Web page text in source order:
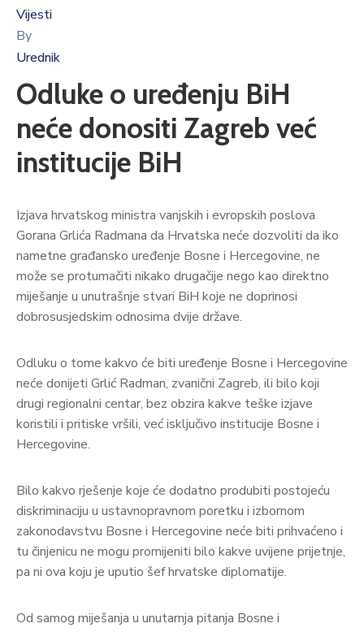
Vijesti
By
Urednik
Odluke o uređenju BiH
neće donositi Zagreb već
institucije BiH
Izjava hrvatskog ministra vanjskih i evropskih poslova
Gorana Grlića Radmana da Hrvatska neće dozvoliti da iko
nametne građansko uređenje Bosne i Hercegovine, ne
može se protumačiti nikako drugačije nego kao direktno
miješanje u unutrašnje stvari BiH koje ne doprinosi
dobrosusjedskim odnosima dvije države.
Odluku o tome kakvo će biti uređenje Bosne i Hercegovine
neće donijeti Grlić Radman, zvanični Zagreb, ili bilo koji
drugi regionalni centar, bez obzira kakve teške izjave
koristili i pritiske vršili, već isključivo institucije Bosne i
Hercegovine.
Bilo kakvo rješenje koje će dodatno produbiti postojeću
diskriminaciju u ustavnopravnom poretku i izbornom
zakonodavstvu Bosne i Hercegovine neće biti prihvaćeno i
tu činjenicu ne mogu promijeniti bilo kakve uvijene prijetnje,
pa ni ova koju je uputio šef hrvatske diplomatije.
Od samog miješanja u unutarnja pitanja Bosne i